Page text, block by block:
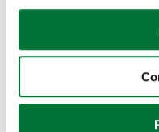
Si lo permite, también
Recopilar
Identificar su
para buscar
Coches de segunda
Coches de km0